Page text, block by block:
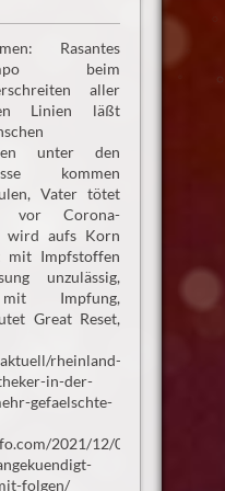
Rasantes
beim
aller
Linien läßt
unter den
kommen
Vater tötet
vor Corona-
wird aufs Korn
mit Impfstoffen
unzulässig,
Impfung,
Great Reset,
rheinland-
in-der-
gefaelschte-
2021/12/07/kinder-
folgen/